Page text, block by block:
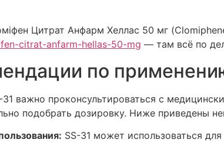
Цитрат Анфарм Хеллас 50 мг
citrat-anfarm-hellas-50-mg — там всё по
по
важно проконсультироваться с
подобрать дозировку. Ниже приведены
SS-31 может использоваться